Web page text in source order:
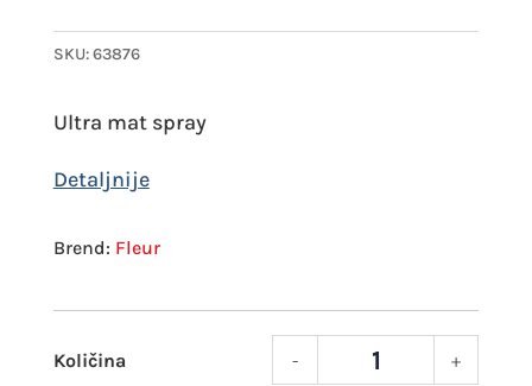
SKU:63876
Ultra mat spray
Fleur
- +